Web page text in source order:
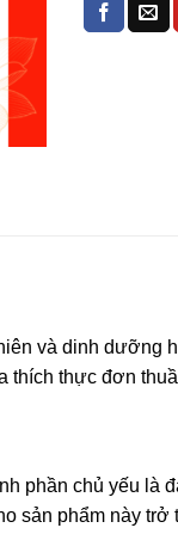
và dinh dưỡng
thích thực đơn
phần chủ yếu là
sản phẩm này